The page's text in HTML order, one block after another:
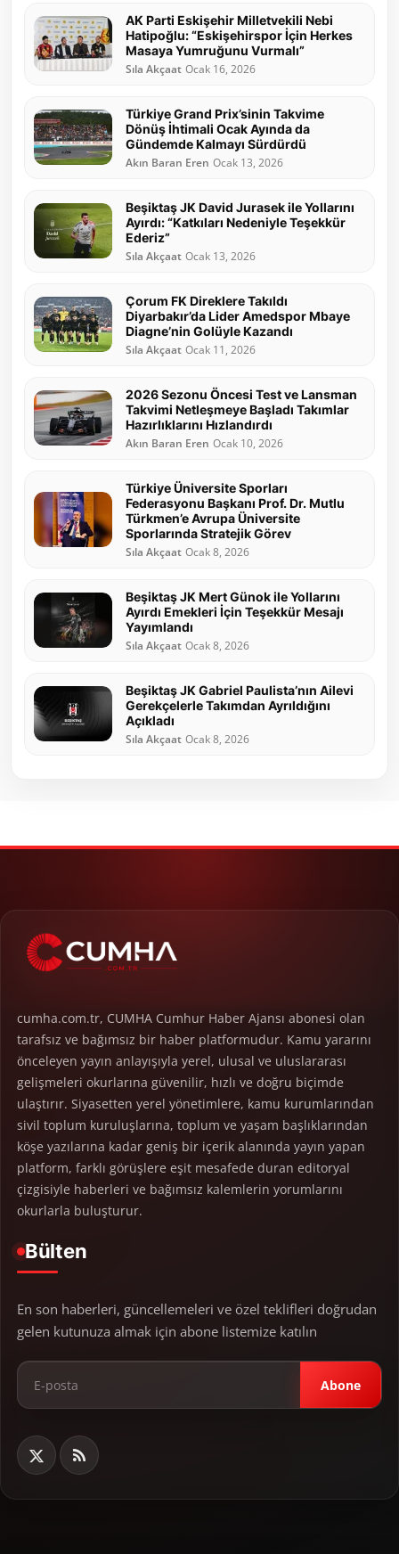
AK Parti Eskişehir Milletvekili Nebi
Hatipoğlu: “Eskişehirspor İçin Herkes
Masaya Yumruğunu Vurmalı”
Sıla Akçaat Ocak 16, 2026
Türkiye Grand Prix’sinin Takvime
Dönüş İhtimali Ocak Ayında da
Gündemde Kalmayı Sürdürdü
Akın Baran Eren Ocak 13, 2026
Beşiktaş JK David Jurasek ile Yollarını
Ayırdı: “Katkıları Nedeniyle Teşekkür
Ederiz”
Sıla Akçaat Ocak 13, 2026
Çorum FK Direklere Takıldı
Diyarbakır’da Lider Amedspor Mbaye
Diagne’nin Golüyle Kazandı
Sıla Akçaat Ocak 11, 2026
2026 Sezonu Öncesi Test ve Lansman
Takvimi Netleşmeye Başladı Takımlar
Hazırlıklarını Hızlandırdı
Akın Baran Eren Ocak 10, 2026
Türkiye Üniversite Sporları
Federasyonu Başkanı Prof. Dr. Mutlu
Türkmen’e Avrupa Üniversite
Sporlarında Stratejik Görev
Sıla Akçaat Ocak 8, 2026
Beşiktaş JK Mert Günok ile Yollarını
Ayırdı Emekleri İçin Teşekkür Mesajı
Yayımlandı
Sıla Akçaat Ocak 8, 2026
Beşiktaş JK Gabriel Paulista’nın Ailevi
Gerekçelerle Takımdan Ayrıldığını
Açıkladı
Sıla Akçaat Ocak 8, 2026
cumha.com.tr, CUMHA Cumhur Haber Ajansı abonesi olan
tarafsız ve bağımsız bir haber platformudur. Kamu yararını
önceleyen yayın anlayışıyla yerel, ulusal ve uluslararası
gelişmeleri okurlarına güvenilir, hızlı ve doğru biçimde
ulaştırır. Siyasetten yerel yönetimlere, kamu kurumlarından
sivil toplum kuruluşlarına, toplum ve yaşam başlıklarından
köşe yazılarına kadar geniş bir içerik alanında yayın yapan
platform, farklı görüşlere eşit mesafede duran editoryal
çizgisiyle haberleri ve bağımsız kalemlerin yorumlarını
okurlarla buluşturur.
Bülten
En son haberleri, güncellemeleri ve özel teklifleri doğrudan
gelen kutunuza almak için abone listemize katılın
Abone